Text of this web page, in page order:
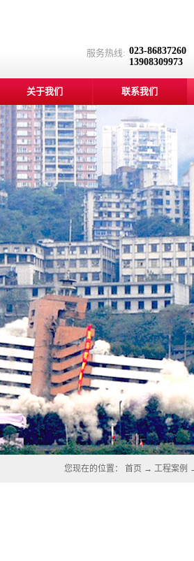
服务热线: 023-86837260
13908309973
关于我们 联系我们
您现在的位置： 首页 → 工程案例